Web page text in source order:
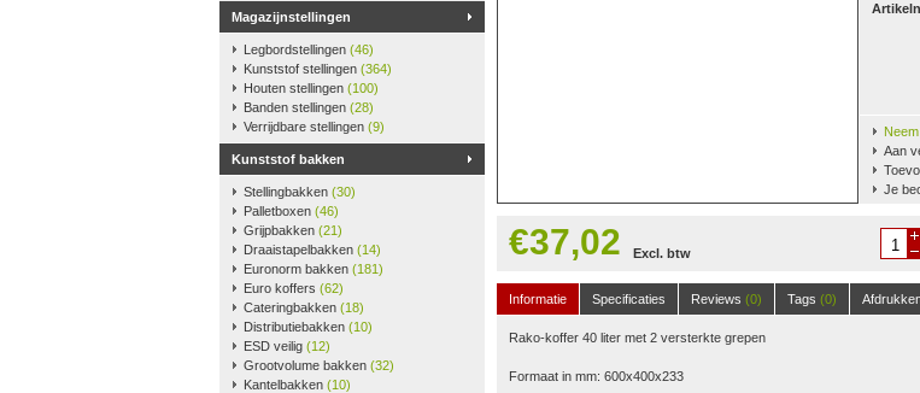
Magazijnstellingen
Legbordstellingen (46)
Kunststof stellingen (364)
Houten stellingen (100)
Banden stellingen (28)
Verrijdbare stellingen (9)
Kunststof bakken
Stellingbakken (30)
Palletboxen (46)
Grijpbakken (21)
Draaistapelbakken (14)
Euronorm bakken (181)
Euro koffers (62)
Cateringbakken (18)
Distributiebakken (10)
ESD veilig (12)
Grootvolume bakken (32)
Kantelbakken (10)
Aan
Je
€37,02 Excl. btw
Informatie
Specificaties Reviews (0) Tags (0)
Rako-koffer 40 liter met 2 versterkte grepen
Formaat in mm: 600x400x233